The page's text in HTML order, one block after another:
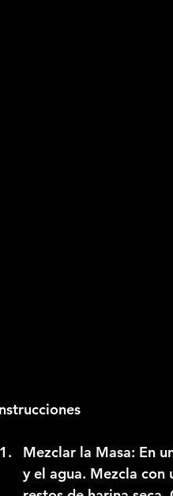
Mezclar la Masa: En
y el agua. Mezcla con